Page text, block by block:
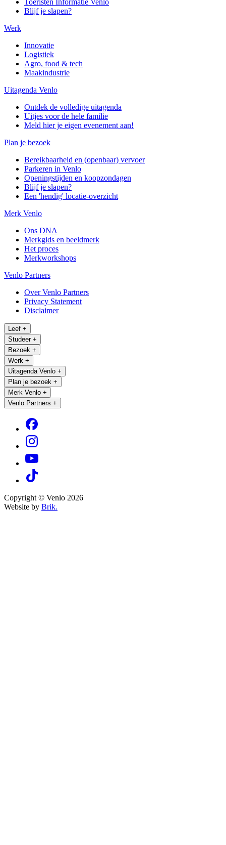
Toeristen Informatie Venlo
Blijf je slapen?
Werk
Innovatie
Logistiek
Agro, food & tech
Maakindustrie
Uitagenda Venlo
Ontdek de volledige uitagenda
Uitjes voor de hele familie
Meld hier je eigen evenement aan!
Plan je bezoek
Bereikbaarheid en (openbaar) vervoer
Parkeren in Venlo
Openingstijden en koopzondagen
Blijf je slapen?
Een 'hendig' locatie-overzicht
Merk Venlo
Ons DNA
Merkgids en beeldmerk
Het proces
Merkworkshops
Venlo Partners
Over Venlo Partners
Privacy Statement
Disclaimer
Leef +
Studeer +
Bezoek +
Werk +
Uitagenda Venlo +
Plan je bezoek +
Merk Venlo +
Venlo Partners +
Copyright © Venlo 2026
Website by Brik.